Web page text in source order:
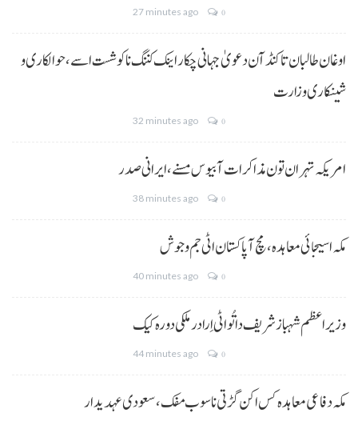
27 minutes ago 0
اوغان طالبان تا کنڈ آن دعویٰ جہانی چکار اینک کننگ نا کوشست اسے،حوالکاری و
شینکاری وزارت
32 minutes ago 0
امریکہ تہران تون مذاکرات آ بیوس مسنے، ایرانی صدر
38 minutes ago 0
مکہ اسیجائی معاہدہ، مچ آ پاکستان اٹی جم و جوش
40 minutes ago 0
وزیراعظم شہباز شریف دا تُو اٹی اِرا درملکی دورہ کیک
44 minutes ago 0
مکہ دفاعی معاہدہ کس اکن گڑتی نا سوب مفک، سعودی عہدیدار